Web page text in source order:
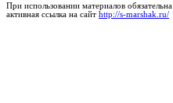
При использовании материалов обязательна
активная ссылка на сайт http://s-marshak.ru/